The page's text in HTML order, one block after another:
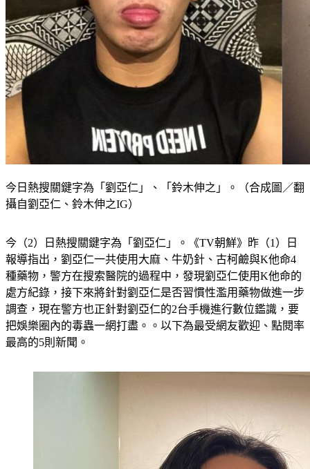
今日熱搜關鍵字為「劉亞仁」、「鈴木伸之」。（合成圖／翻
今（2）日熱搜關鍵字為「劉亞仁」。《TV朝鮮》昨（1）日
報導指出，劉亞仁一共使用大麻、牛奶針、古柯鹼與K他命4
種藥物，警方在搜索醫院的過程中，發現劉亞仁使用K他命的
處方紀錄，接下來將針對劉亞仁是否習慣性濫用藥物做進一步
調查，現在警方也正針對劉亞仁的2台手機進行數位鑑識，要
把娛樂圈內的毒蟲一網打盡。。以下為最受網友歡迎、點閱率